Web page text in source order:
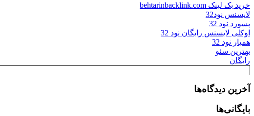
خرید بک لینک behtarinbacklink.com
لایسنس نود32
پسورد نود 32
اوکلی لایسنس رایگان نود 32
همیار نود 32
بهترین سئو
رایگان
آخرین دیدگاه‌ها
بایگانی‌ها